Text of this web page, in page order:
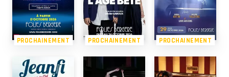
PROCHAINEMENT PROCHAINEMENT PROCHAINEMENT